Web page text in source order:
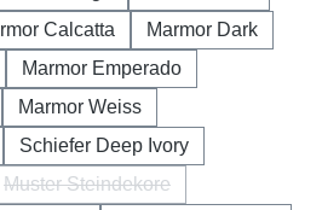
Calcatta
Marmor Dark
Marmor Emperado
Marmor Weiss
Schiefer Deep Ivory
Muster Steindekore
(Diese Option ist zurzeit nicht